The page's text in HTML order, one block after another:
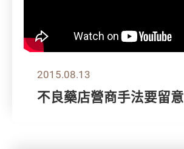
2015.08.13
不良藥店營商手法要留意